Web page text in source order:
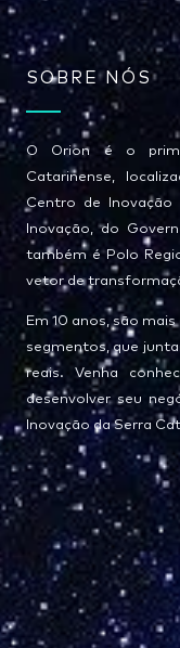
SOBRE NÓS
O Orion é o
Catarinense,
Centro de Inovação
Inovação, do
também é Polo
vetor de
Em 10 anos, são
segmentos, que
reais. Venha
desenvolver seu
Inovação da Serra